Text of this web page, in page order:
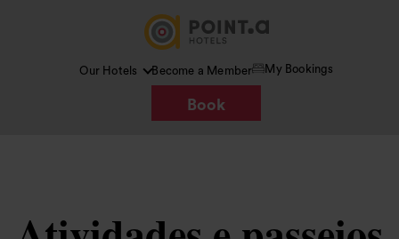
Our Hotels Become a Member My Bookings
Book